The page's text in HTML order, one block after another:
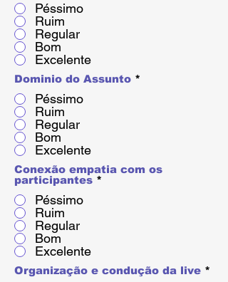
Péssimo
Ruim
Regular
Bom
Excelente
Dominio do Assunto *
Péssimo
Ruim
Regular
Bom
Excelente
Conexão empatia com os
participantes *
Péssimo
Ruim
Regular
Bom
Excelente
Organização e condução da live *